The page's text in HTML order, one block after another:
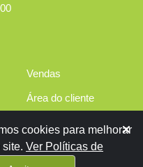
Vendas
Área do cliente
Contato
cookies para melhorar
Ver Políticas de